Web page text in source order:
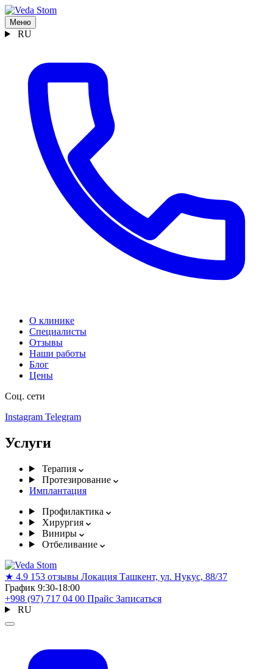
Меню
RU
О клинике
Специалисты
Отзывы
Наши работы
Блог
Цены
Соц. сети
Instagram Telegram
Услуги
Терапия
Протезирование
Имплантация
Профилактика
Хирургия
Виниры
Отбеливание
★ 4.9 153 отзывы Локация Ташкент, ул. Нукус, 88/37
График 9:30-18:00
+998 (97) 717 04 00 Прайс Записаться
RU